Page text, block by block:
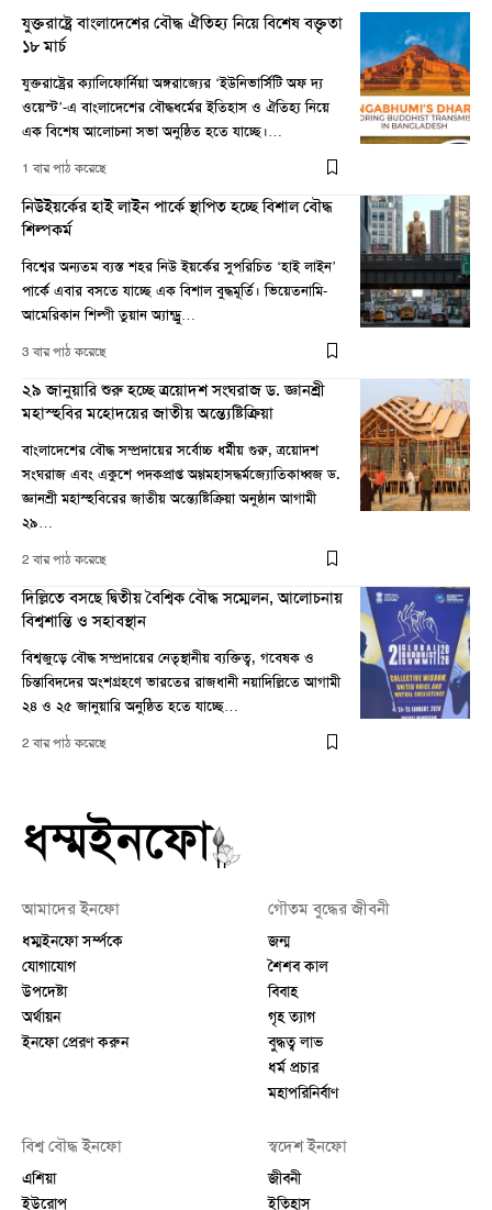
যুক্তরাষ্ট্রে বাংলাদেশের বৌদ্ধ ঐতিহ্য নিয়ে বিশেষ বক্তৃতা
১৮ মার্চ
যুক্তরাষ্ট্রের ক্যালিফোর্নিয়া অঙ্গরাজ্যের ‘ইউনিভার্সিটি অফ দ্য
ওয়েস্ট’-এ বাংলাদেশের বৌদ্ধধর্মের ইতিহাস ও ঐতিহ্য নিয়ে
এক বিশেষ আলোচনা সভা অনুষ্ঠিত হতে যাচ্ছে।…
1 বার পাঠ করেছে
নিউইয়র্কের হাই লাইন পার্কে স্থাপিত হচ্ছে বিশাল বৌদ্ধ
শিল্পকর্ম
বিশ্বের অন্যতম ব্যস্ত শহর নিউ ইয়র্কের সুপরিচিত ‘হাই লাইন’
পার্কে এবার বসতে যাচ্ছে এক বিশাল বুদ্ধমূর্তি। ভিয়েতনামি-
আমেরিকান শিল্পী তুয়ান অ্যান্ড্রু…
3 বার পাঠ করেছে
২৯ জানুয়ারি শুরু হচ্ছে ত্রয়োদশ সংঘরাজ ড. জ্ঞানশ্রী
মহাস্হবির মহোদয়ের জাতীয় অন্ত্যেষ্টিক্রিয়া
বাংলাদেশের বৌদ্ধ সম্প্রদায়ের সর্বোচ্চ ধর্মীয় গুরু, ত্রয়োদশ
সংঘরাজ এবং একুশে পদকপ্রাপ্ত অগ্গমহাসদ্ধর্মজ্যোতিকাধ্বজ ড.
জ্ঞানশ্রী মহাস্হবিরের জাতীয় অন্ত্যেষ্টিক্রিয়া অনুষ্ঠান আগামী
২৯…
2 বার পাঠ করেছে
দিল্লিতে বসছে দ্বিতীয় বৈশ্বিক বৌদ্ধ সম্মেলন, আলোচনায়
বিশ্বশান্তি ও সহাবস্থান
বিশ্বজুড়ে বৌদ্ধ সম্প্রদায়ের নেতৃস্থানীয় ব্যক্তিত্ব, গবেষক ও
চিন্তাবিদদের অংশগ্রহণে ভারতের রাজধানী নয়াদিল্লিতে আগামী
২৪ ও ২৫ জানুয়ারি অনুষ্ঠিত হতে যাচ্ছে…
2 বার পাঠ করেছে
আমাদের ইনফো
ধম্মইনফো সর্ম্পকে
যোগাযোগ
উপদেষ্টা
অর্থায়ন
ইনফো প্রেরণ করুন
গৌতম বুদ্ধের জীবনী
জন্ম
শৈশব কাল
বিবাহ
গৃহ ত্যাগ
বুদ্ধত্ব লাভ
ধর্ম প্রচার
মহাপরিনির্বাণ
বিশ্ব বৌদ্ধ ইনফো
এশিয়া
ইউরোপ
স্বদেশ ইনফো
জীবনী
ইতিহাস